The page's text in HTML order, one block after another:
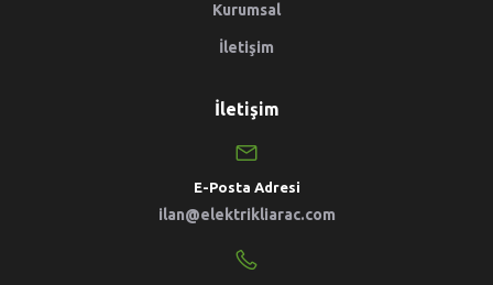
Kurumsal
İletişim
İletişim
E-Posta Adresi
ilan@elektrikliarac.com